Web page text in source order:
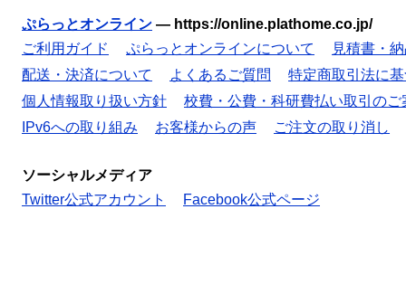
ぷらっとオンライン — https://online.plathome.co.jp/
ご利用ガイド
ぷらっとオンラインについて
見積書・
配送・決済について
よくあるご質問
特定商取引法に
個人情報取り扱い方針
校費・公費・科研費払い取引のご
IPv6への取り組み
お客様からの声 ご注文の取り消し
ソーシャルメディア
Twitter公式アカウント
Facebook公式ページ